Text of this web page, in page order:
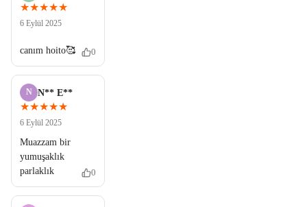
★★★★★
6 Eylül 2025
canım hoito🥰 0
N N** E**
★★★★★
6 Eylül 2025
Muazzam bir
yumuşaklık
parlaklık
0